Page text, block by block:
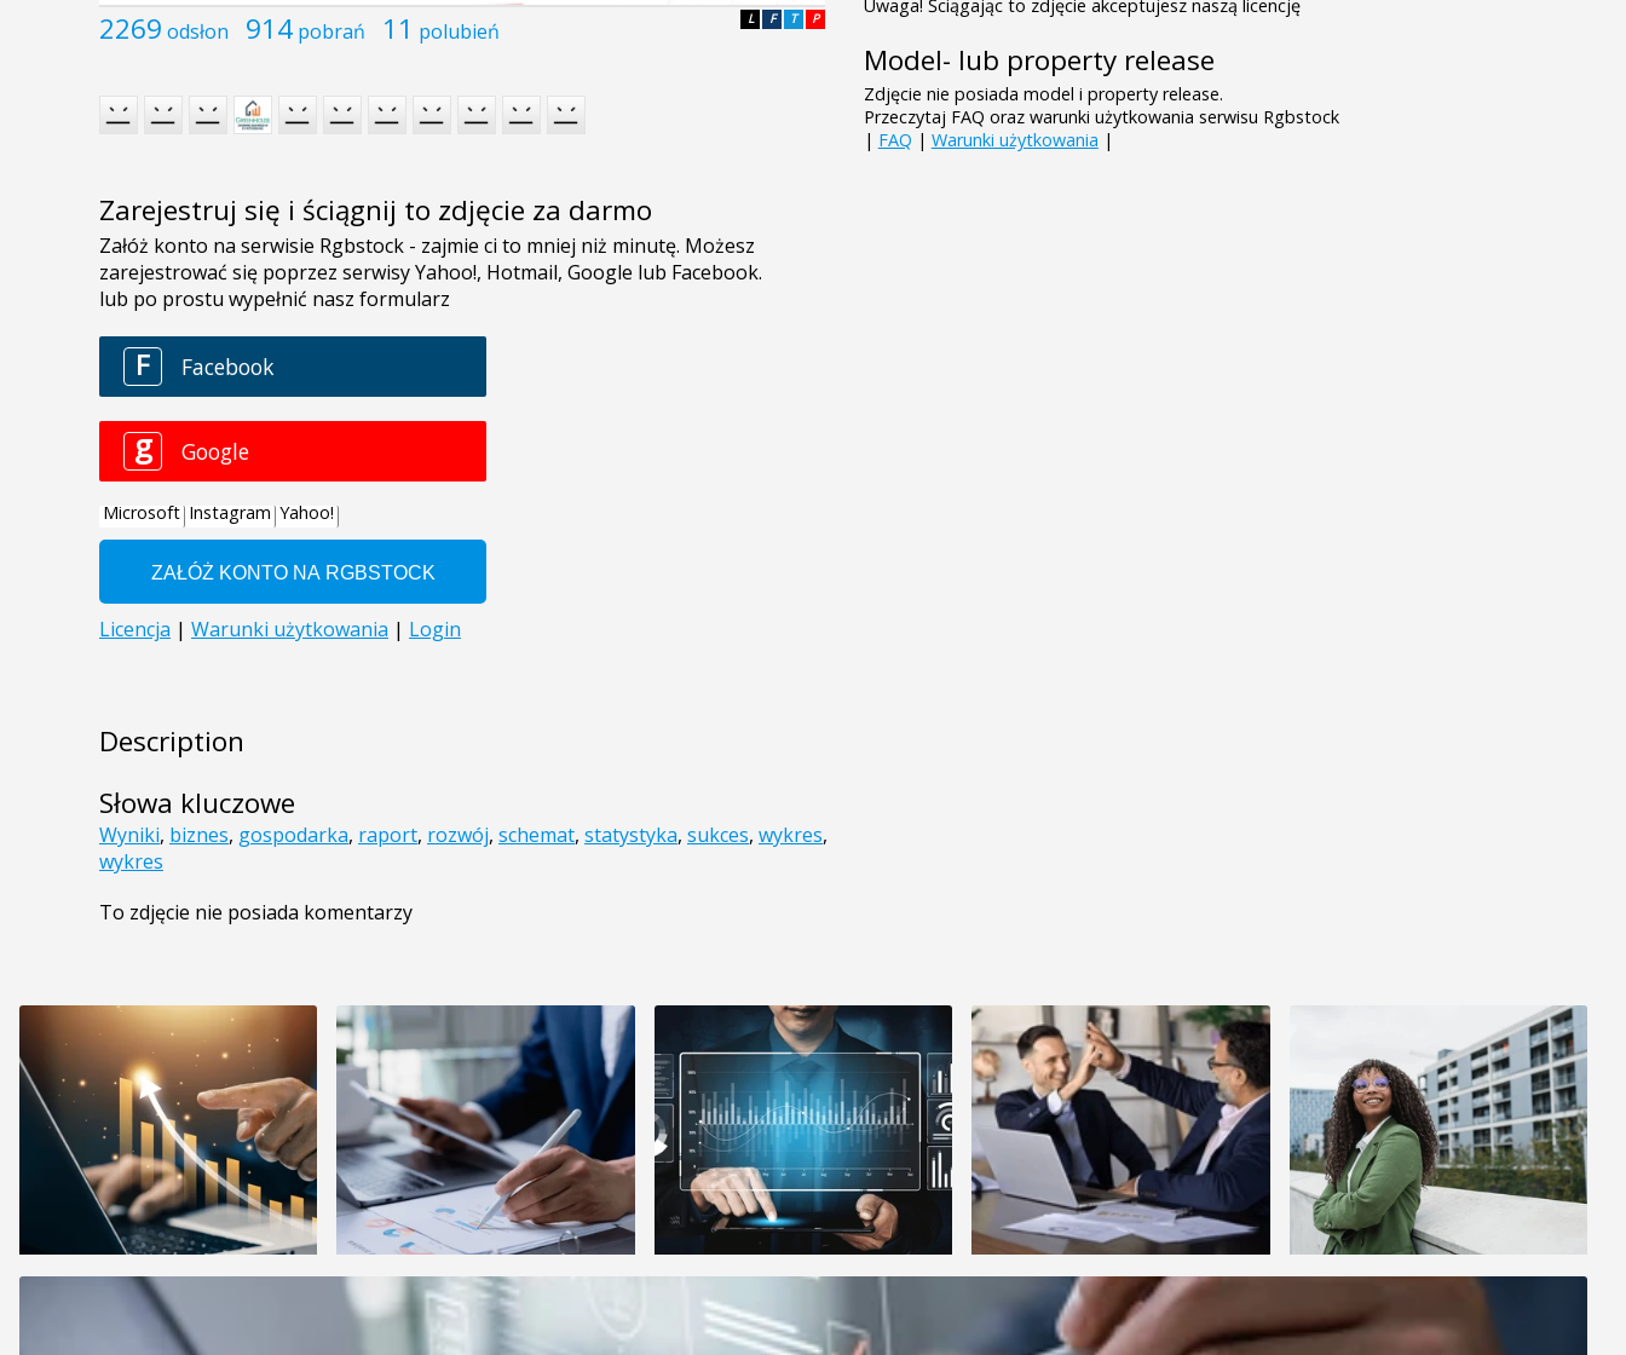
2269 odsłon 914 pobrań 11 polubień P
T
F
L
Zarejestruj się i ściągnij to zdjęcie za darmo
Description
Słowa kluczowe
Wyniki, biznes, gospodarka, raport, rozwój, schemat, statystyka, sukces, wykres,
wykres
To zdjęcie nie posiada komentarzy
Uwaga! Ściągając to zdjęcie akceptujesz naszą licencję
Model- lub property release
Zdjęcie nie posiada model i property release.
Przeczytaj FAQ oraz warunki użytkowania serwisu Rgbstock
| FAQ | Warunki użytkowania |